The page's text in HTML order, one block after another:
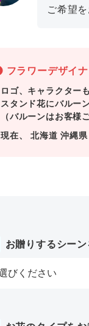
ご希望
フラワーデザイ
ロゴ、キャラクター
スタンド花にバルー
（バルーンはお客様
現在、 北海道 沖縄県
お贈りするシーン